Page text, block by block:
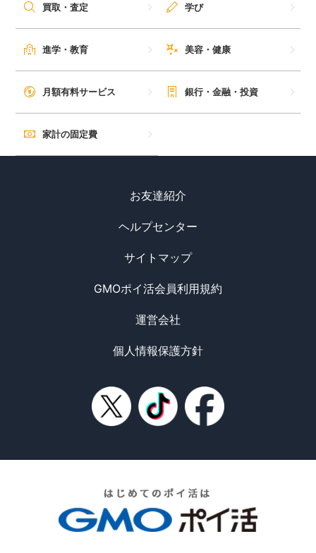
買取・査定 学び
進学・教育 美容・健康
月額有料サービス 銀行・金融・投資
家計の固定費
お友達紹介
ヘルプセンター
サイトマップ
GMOポイ活会員利用規約
運営会社
個人情報保護方針